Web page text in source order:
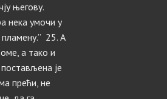
његову.
нека умочи у
25. А
а тако и
је
прећи, не